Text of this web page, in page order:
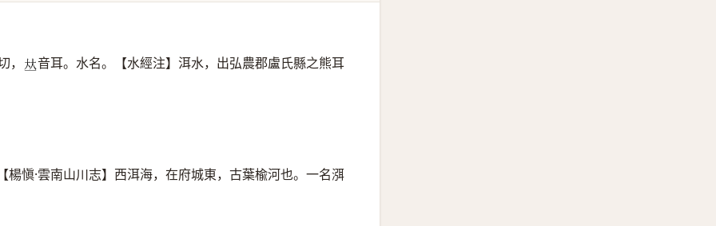
𠀤音耳。水名。【水經注】洱水，出弘農郡盧氏縣之熊耳
楊愼·雲南山川志】西洱海，在府城東，古葉楡河也。一名渳